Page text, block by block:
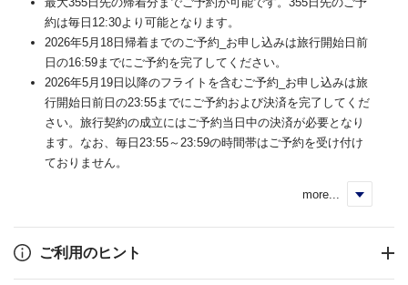
約は毎日12:30より可能となります。
2026年5月18日帰着までのご予約_お申し込みは旅行開始日前
日の16:59までにご予約を完了してください。
2026年5月19日以降のフライトを含むご予約_お申し込みは旅
行開始日前日の23:55までにご予約および決済を完了してくだ
さい。旅行契約の成立にはご予約当日中の決済が必要となり
ます。なお、毎日23:55～23:59の時間帯はご予約を受け付け
ておりません。
more...
ご利用のヒント